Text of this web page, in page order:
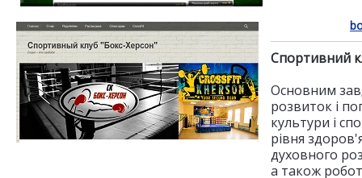
Спортивний
Основним
розвиток і
культури і
рівня
духовного
а також